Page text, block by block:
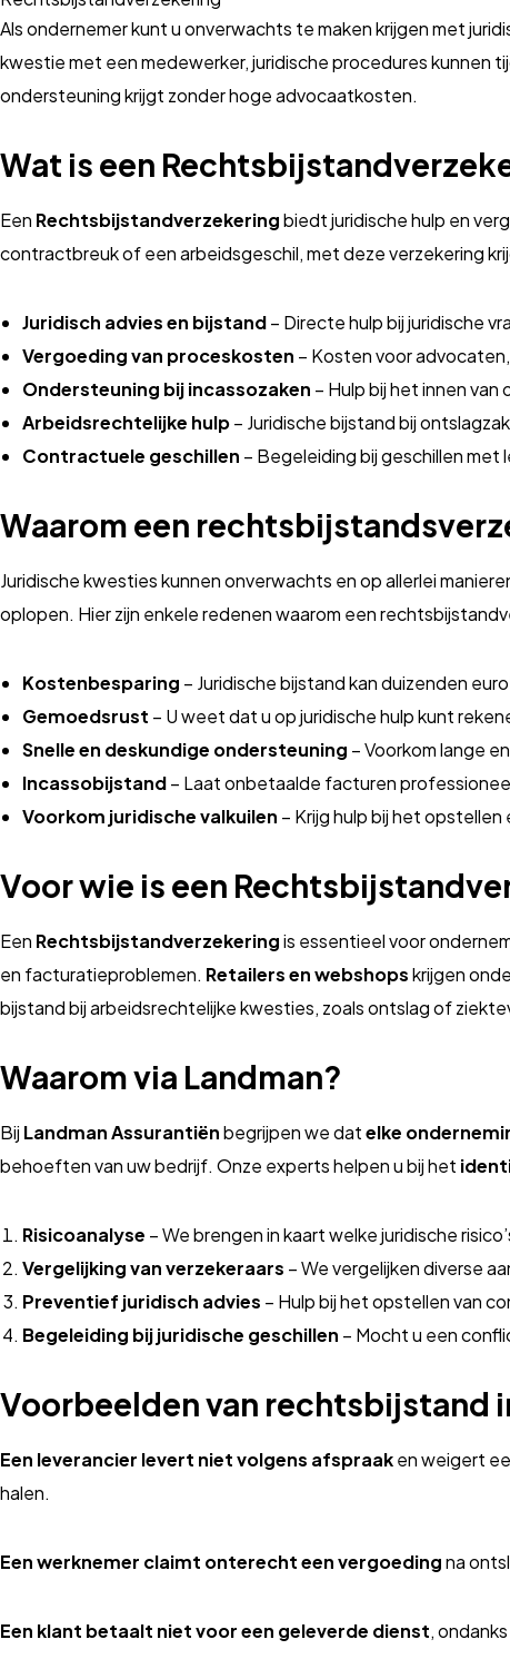
Als ondernemer kunt u onverwachts te maken krijgen met
kwestie met een medewerker, juridische procedures kunnen
ondersteuning krijgt zonder hoge advocaatkosten.
Wat is een
Een Rechtsbijstandverzekeringbiedt juridische hulp en
contractbreuk of een arbeidsgeschil, met deze verzekering
Juridisch advies en bijstand– Directe hulp bij juridische
Vergoeding van proceskosten – Kosten voor
Ondersteuning bij incassozaken – Hulp bij het innen
Arbeidsrechtelijke hulp– Juridische bijstand bij
Contractuele geschillen – Begeleiding bij geschillen met
Waarom een
Juridische kwesties kunnen onverwachts en op allerlei
oplopen. Hier zijn enkele redenen waarom een
Kostenbesparing – Juridische bijstand kan duizenden
Gemoedsrust – U weet dat u op juridische hulp kunt
Snelle en deskundige ondersteuning – Voorkom lange
Incassobijstand– Laat onbetaalde facturen
Voorkom juridische valkuilen – Krijg hulp bij het
Voor wie is een
Een Rechtsbijstandverzekeringis essentieel voor
en facturatieproblemen. Retailers en webshopskrijgen
bijstand bij arbeidsrechtelijke kwesties, zoals ontslag of
Waarom via Landman?
Bij Landman Assurantiënbegrijpen we datelke
behoeften van uw bedrijf. Onze experts helpen u bij het
Risicoanalyse – We brengen in kaart welke juridische
Vergelijking van verzekeraars – We vergelijken diverse
Preventief juridisch advies – Hulp bij het opstellen van
Begeleiding bij juridische geschillen – Mocht u een
Voorbeelden van rechtsbijstand
Een leverancier levert niet volgens afspraaken weigert
halen.
Een werknemer claimt onterecht een vergoedingna
Een klant betaalt niet voor een geleverde dienst,